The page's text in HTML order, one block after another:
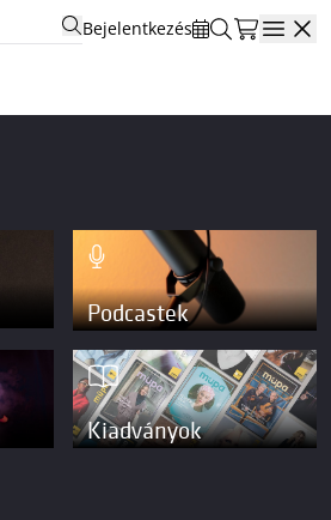
Bejelentkezés
Podcastek
Kiadványok